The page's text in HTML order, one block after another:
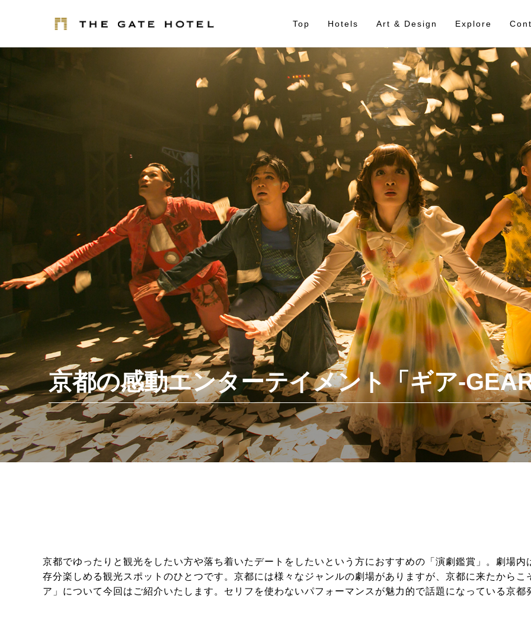
京都の感動エンターテイメント「ギア-
京都でゆったりと観光をしたい方や落ち着いたデートをしたいという方におすすめの「演劇鑑賞」。劇場
存分楽しめる観光スポットのひとつです。京都には様々なジャンルの劇場がありますが、京都に来たから
ア」について今回はご紹介いたします。セリフを使わないパフォーマンスが魅力的で話題になっている京都
Top Hotels Art & Design Explore